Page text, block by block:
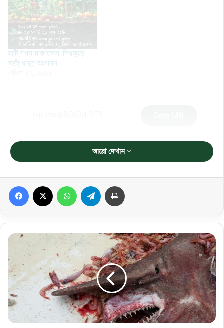
মাটি যখন মারণক্ষেত্র: বিশ্বজুড়ে
ভারী ধাতুর আগ্রাসন
আরো দেখান